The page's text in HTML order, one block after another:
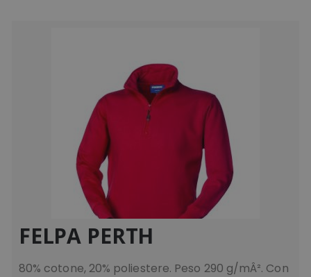
FELPA PERTH
80% cotone, 20% poliestere. Peso 290 g/mÂ². Con